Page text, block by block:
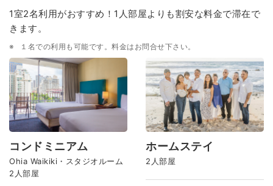
1室2名利用がおすすめ！1人部屋よりも割安な料金で滞在で
きます。
１名での利用も可能です。料金はお問合せ下さい。
コンドミニアム
Ohia Waikiki・スタジオルーム
2人部屋
ホームステイ
2人部屋